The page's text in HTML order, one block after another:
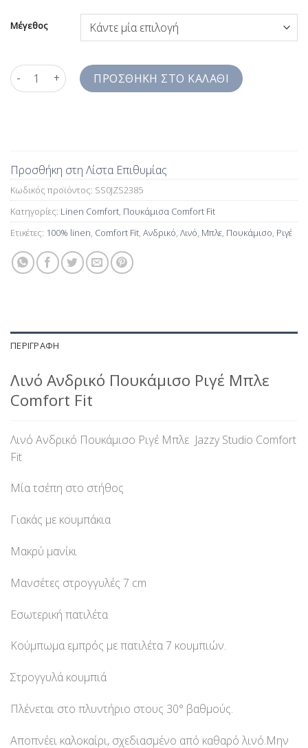
Μέγεθος
Λινό Ανδρικό Πουκάμισο Ριγέ Μπλε Jazzy Studio Comfort Fit
ΠΡΟΣΘΉΚΗ ΣΤΟ ΚΑΛΆΘΙ
Προσθήκη στη Λίστα Επιθυμίας
Κωδικός προϊόντος: SS0JZS2385
Κατηγορίες: Linen Comfort Πουκάμισα Comfort Fit
Ετικέτες: 100% linen Comfort Fit Ανδρικό Λινό Μπλε Πουκάμισο Ριγέ
ΠΕΡΙΓΡΑΦΉ
Λινό Ανδρικό Πουκάμισο Ριγέ Μπλε
Comfort Fit
Λινό Ανδρικό Πουκάμισο Ριγέ Μπλε Jazzy Studio Comfort
Fit
Μία τσέπη στο στήθος
Γιακάς με κουμπάκια
Μακρύ μανίκι
Μανσέτες στρογγυλές 7 cm
Εσωτερική πατιλέτα
Κούμπωμα εμπρός με πατιλέτα 7 κουμπιών.
Στρογγυλά κουμπιά
Πλένεται στο πλυντήριο στους 30° βαθμούς.
Αποπνέει καλοκαίρι, σχεδιασμένο από καθαρό λινό.Μην